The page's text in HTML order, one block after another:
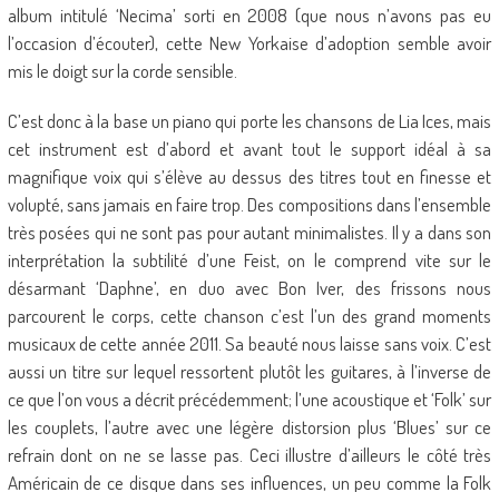
album intitulé ‘Necima’ sorti en 2008 (que nous n’avons pas eu
l’occasion d’écouter), cette New Yorkaise d’adoption semble avoir
mis le doigt sur la corde sensible.
C’est donc à la base un piano qui porte les chansons de Lia Ices, mais
cet instrument est d’abord et avant tout le support idéal à sa
magnifique voix qui s’élève au dessus des titres tout en finesse et
volupté, sans jamais en faire trop. Des compositions dans l’ensemble
très posées qui ne sont pas pour autant minimalistes. Il y a dans son
interprétation la subtilité d’une Feist, on le comprend vite sur le
désarmant ‘Daphne’, en duo avec Bon Iver, des frissons nous
parcourent le corps, cette chanson c’est l’un des grand moments
musicaux de cette année 2011. Sa beauté nous laisse sans voix. C’est
aussi un titre sur lequel ressortent plutôt les guitares, à l’inverse de
ce que l’on vous a décrit précédemment; l’une acoustique et ‘Folk’ sur
les couplets, l’autre avec une légère distorsion plus ‘Blues’ sur ce
refrain dont on ne se lasse pas. Ceci illustre d’ailleurs le côté très
Américain de ce disque dans ses influences, un peu comme la Folk